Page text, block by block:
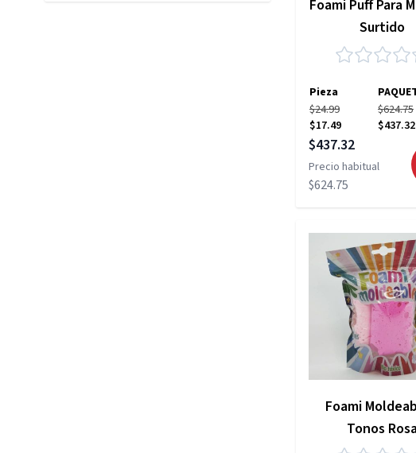
Foami Puff Para
Surtido
Pieza
$24.99
$17.49
$624.75
$437.32
Precio especial
$437.32
Precio habitual
$624.75
Foami
Tonos